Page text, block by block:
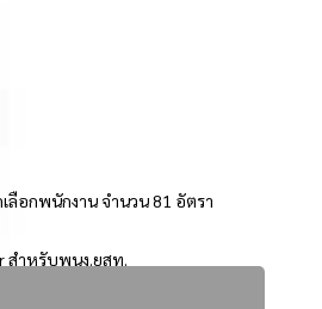
อกพนักงาน จำนวน 81 อัตรา
สำหรับพนง.ยสท.